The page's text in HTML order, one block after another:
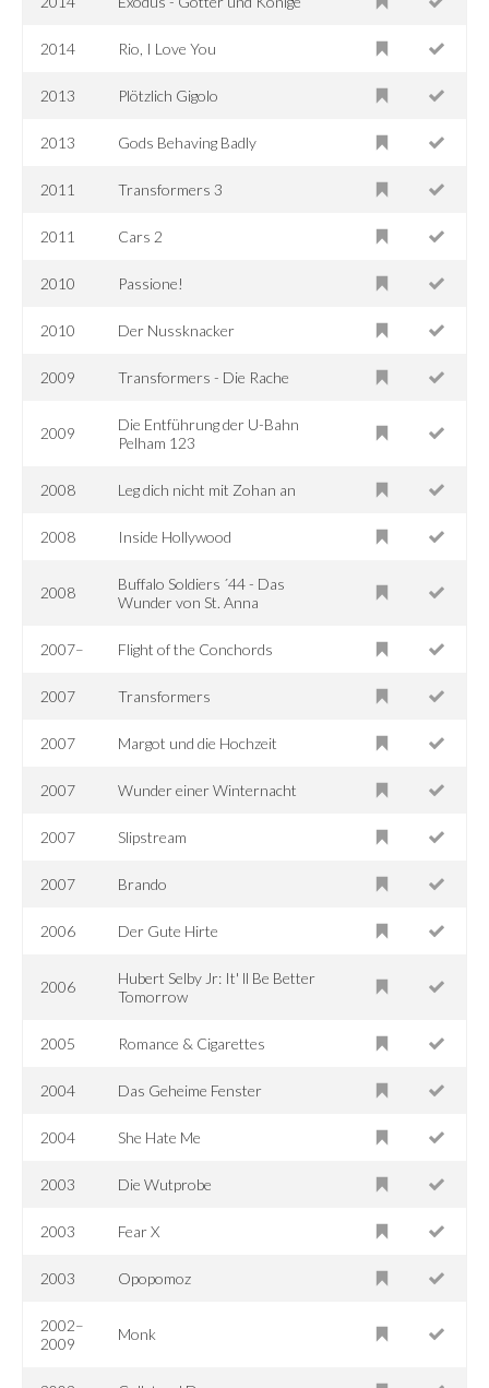
2014 Rio, I Love You
2013 Plötzlich Gigolo
2013 Gods Behaving Badly
2011 Transformers 3
2011 Cars 2
2010 Passione!
2010 Der Nussknacker
2009 Transformers - Die Rache
2009
Die Entführung der U-Bahn
Pelham 123
2008 Leg dich nicht mit Zohan an
2008 Inside Hollywood
2008
Buffalo Soldiers ´44 - Das
Wunder von St. Anna
2007– Flight of the Conchords
2007 Transformers
2007 Margot und die Hochzeit
2007 Wunder einer Winternacht
2007 Slipstream
2007 Brando
2006 Der Gute Hirte
2006
Hubert Selby Jr: It' ll Be Better
Tomorrow
2005 Romance & Cigarettes
2004 Das Geheime Fenster
2004 She Hate Me
2003 Die Wutprobe
2003 Fear X
2003 Opopomoz
2002–
2009
Monk